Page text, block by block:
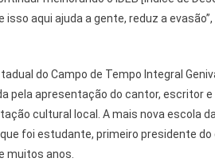
isso aqui ajuda a gente, reduz a
do Campo de Tempo Integral
pela apresentação do cantor, escritor
cultural local. A mais nova escola
foi estudante, primeiro presidente do
muitos anos.